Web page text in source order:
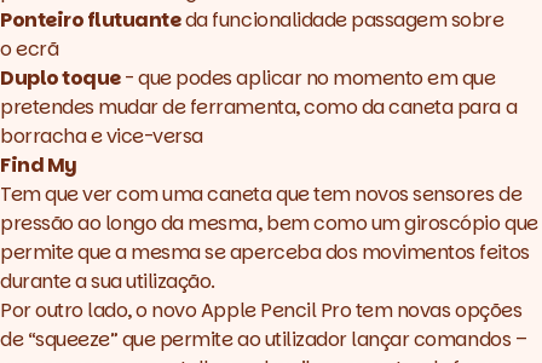
Ponteiro flutuanteda funcionalidade passagem sobre
o ecrã
Duplo toque- que podes aplicar no momento em que
pretendes mudar de ferramenta, como da caneta para a
borracha e vice-versa
Find My
Tem que ver com uma caneta que tem novos sensores de
pressão ao longo da mesma, bem como um giroscópio que
permite que a mesma se aperceba dos movimentos feitos
durante a sua utilização.
Por outro lado, o novo Apple Pencil Pro tem novas opções
de “squeeze” que permite ao utilizador lançar comandos –